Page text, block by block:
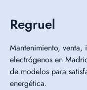
Regruel
Mantenimiento,
electrógenos en
de modelos para
energética.